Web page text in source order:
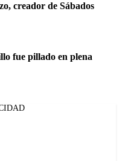
creador de Sábados
fue pillado en plena